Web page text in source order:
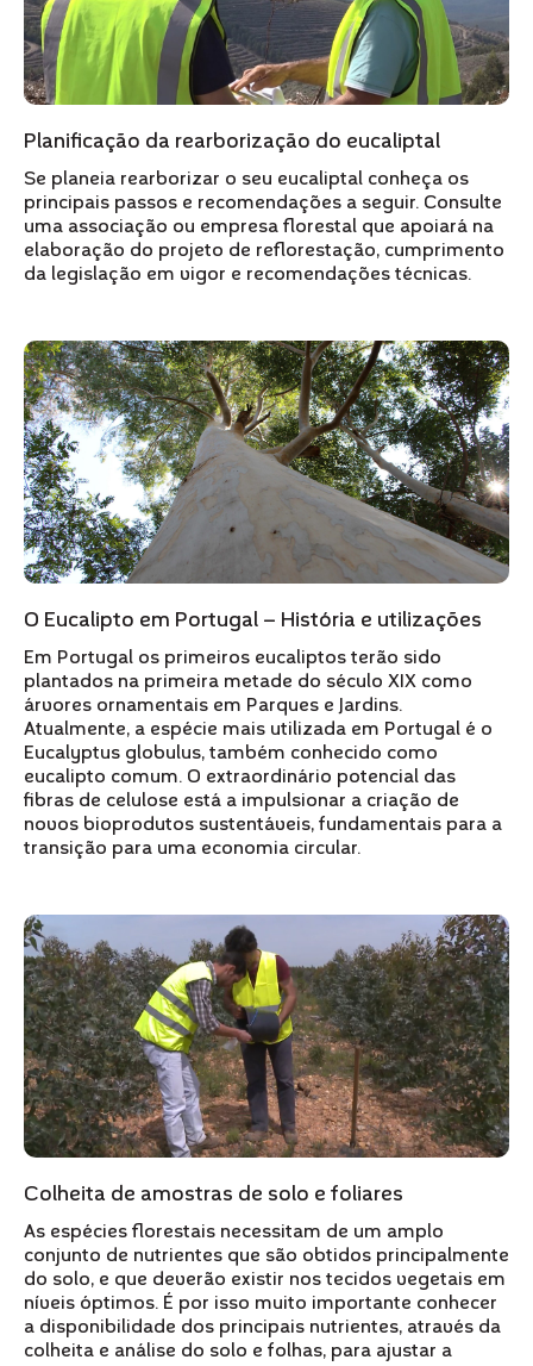
Planificação da rearborização do eucaliptal
Se planeia rearborizar o seu eucaliptal conheça os
principais passos e recomendações a seguir. Consulte
uma associação ou empresa florestal que apoiará na
elaboração do projeto de reflorestação, cumprimento
da legislação em vigor e recomendações técnicas.
O Eucalipto em Portugal – História e utilizações
Em Portugal os primeiros eucaliptos terão sido
plantados na primeira metade do século XIX como
árvores ornamentais em Parques e Jardins.
Atualmente, a espécie mais utilizada em Portugal é o
Eucalyptus globulus, também conhecido como
eucalipto comum. O extraordinário potencial das
fibras de celulose está a impulsionar a criação de
novos bioprodutos sustentáveis, fundamentais para a
transição para uma economia circular.
Colheita de amostras de solo e foliares
As espécies florestais necessitam de um amplo
conjunto de nutrientes que são obtidos principalmente
do solo, e que deverão existir nos tecidos vegetais em
níveis óptimos. É por isso muito importante conhecer
a disponibilidade dos principais nutrientes, através da
colheita e análise do solo e folhas, para ajustar a